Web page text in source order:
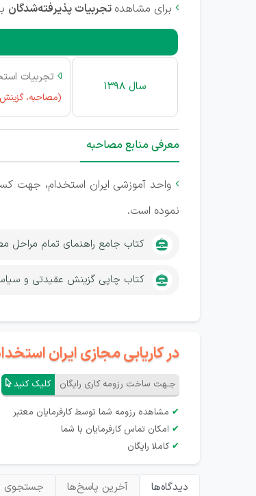
 برای مشاهده تجربیات پذیرفته‌شدگان
سال 1398
 تجربیات
(مصاحبه،
معرفی منابع مصاحبه
واحد آموزشی ایران استخدام، جهت
نموده است.
کتاب جامع راهنمای تمام مراحل
کتاب چاپی گزینش عقیدتی و
در کاریابی مجازی ایران
جـهت ساخت رزومه کاری رایگان کلیک کنید
✔ مشاهده رزومه شما توسط کارفرمایان معتبر
✔ امکان تماس کارفرمایان با شما
✔ کاملا رایگان
دیدگاه‌ها آخرین پاسخ‌ها جستجوی